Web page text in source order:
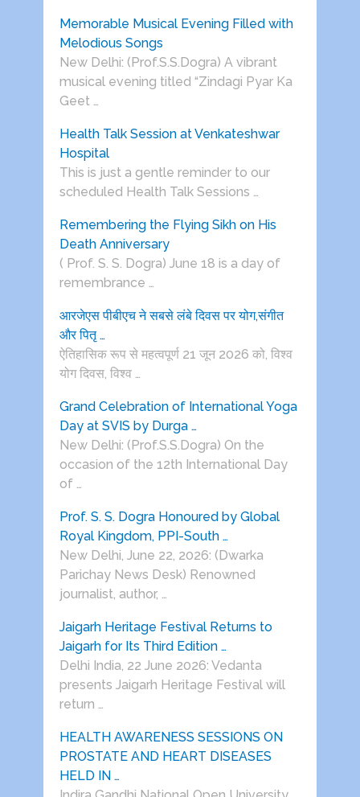
Memorable Musical Evening Filled with
Melodious Songs
New Delhi: (Prof.S.S.Dogra) A vibrant
musical evening titled “Zindagi Pyar Ka
Geet …
Health Talk Session at Venkateshwar
Hospital
This is just a gentle reminder to our
scheduled Health Talk Sessions …
Remembering the Flying Sikh on His
Death Anniversary
( Prof. S. S. Dogra) June 18 is a day of
remembrance …
आरजेएस पीबीएच ने सबसे लंबे दिवस पर योग,संगीत
और पितृ …
ऐतिहासिक रूप से महत्वपूर्ण 21 जून 2026 को, विश्व
योग दिवस, विश्व …
Grand Celebration of International Yoga
Day at SVIS by Durga …
New Delhi: (Prof.S.S.Dogra) On the
occasion of the 12th International Day
of …
Prof. S. S. Dogra Honoured by Global
Royal Kingdom, PPI-South …
New Delhi, June 22, 2026: (Dwarka
Parichay News Desk) Renowned
journalist, author, …
Jaigarh Heritage Festival Returns to
Jaigarh for Its Third Edition …
Delhi India, 22 June 2026: Vedanta
presents Jaigarh Heritage Festival will
return …
HEALTH AWARENESS SESSIONS ON
PROSTATE AND HEART DISEASES
HELD IN …